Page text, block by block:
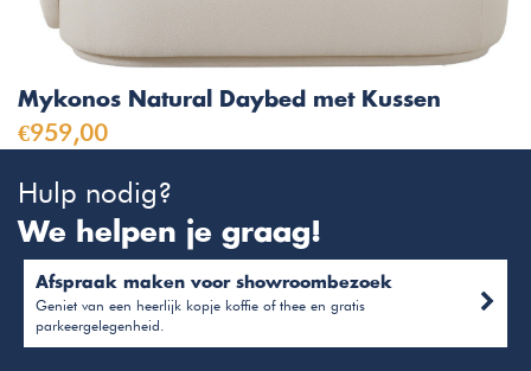
Mykonos Natural Daybed met Kussen
€959,00
Hulp nodig?
We helpen je graag!
Afspraak maken voor showroombezoek
Geniet van een heerlijk kopje koffie of thee en gratis
parkeergelegenheid.